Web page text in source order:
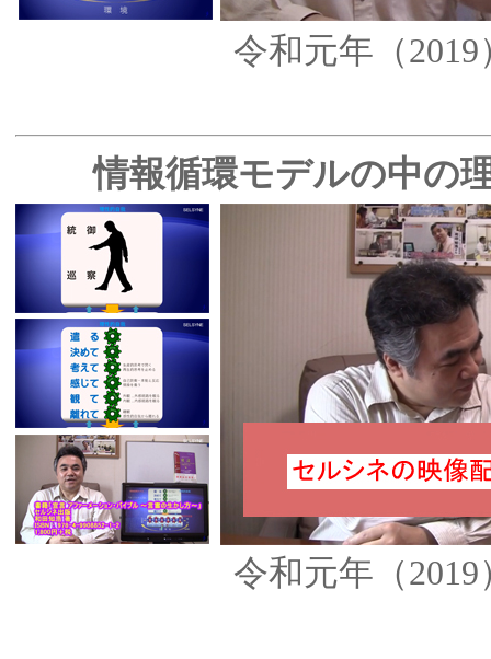
令和元年（
情報循環モデルの中の
令和元年（